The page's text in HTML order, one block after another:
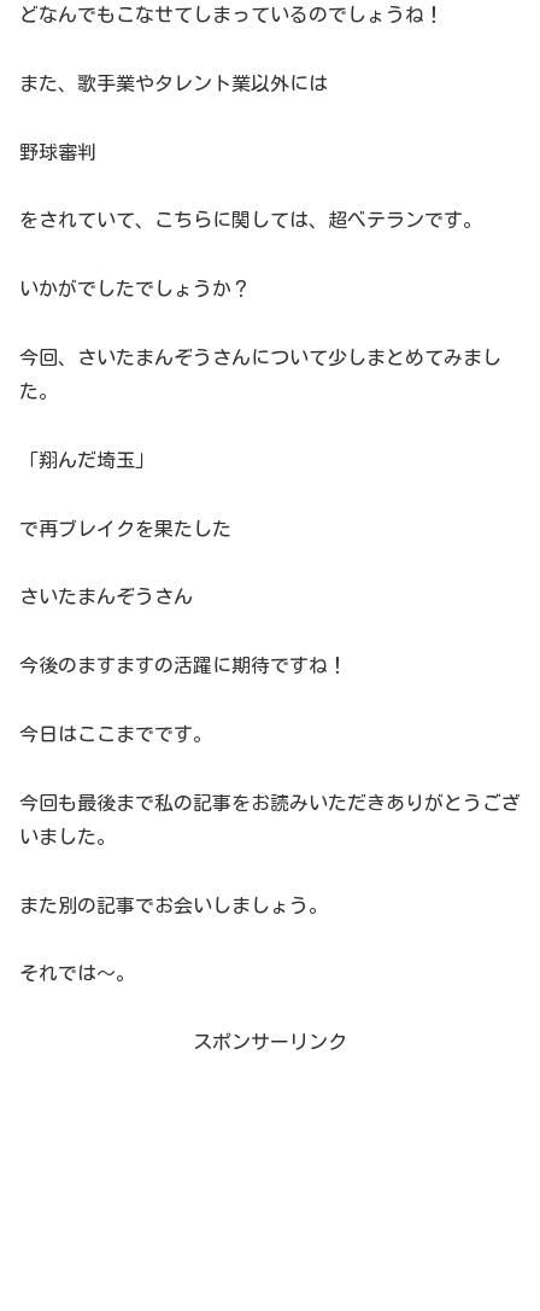
どなんでもこなせてしまっているのでしょうね！
また、歌手業やタレント業以外には
野球審判
をされていて、こちらに関しては、超べテランです。
いかがでしたでしょうか？
今回、さいたまんぞうさんについて少しまとめてみまし
た。
「翔んだ埼玉」
で再ブレイクを果たした
さいたまんぞうさん
今後のますますの活躍に期待ですね！
今日はここまでです。
今回も最後まで私の記事をお読みいただきありがとうござ
いました。
また別の記事でお会いしましょう。
それでは～。
スポンサーリンク